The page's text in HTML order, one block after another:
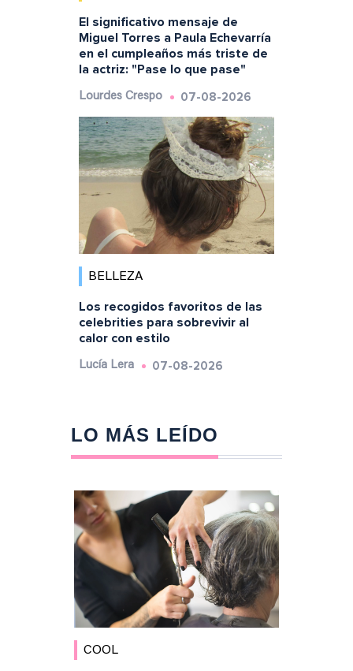
El significativo mensaje de
Miguel Torres a Paula Echevarría
en el cumpleaños más triste de
la actriz: "Pase lo que pase"
Lourdes Crespo 07-08-2026
BELLEZA
Los recogidos favoritos de las
celebrities para sobrevivir al
calor con estilo
Lucía Lera 07-08-2026
LO MÁS LEÍDO
COOL